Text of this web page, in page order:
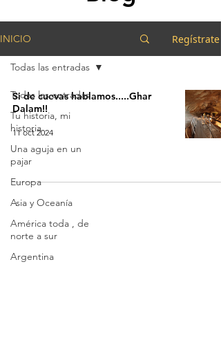
INICIO Regístrate
Todas las entradas
Tu historia, mi
historia
Una aguja en un
pajar
Europa
Asia y Oceanía
América toda , de
norte a sur
Argentina
Todas las entradas
Si de cuevas hablamos.....Ghar
Dalam!!
11 oct 2024